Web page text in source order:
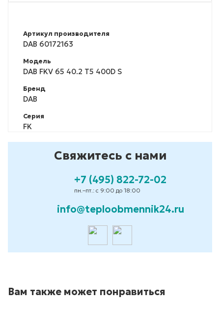
Артикул производителя
DAB 60172163
Модель
DAB FKV 65 40.2 T5 400D S
Бренд
DAB
Серия
FK
Свяжитесь с нами
+7 (495) 822-72-02
пн.–пт.: с 9:00 до 18:00
info@teploobmennik24.ru
Вам также может понравиться